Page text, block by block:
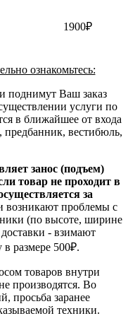
1900₽
ознакомьтесь:
поднимут Ваш заказ
услуги по
в ближайшее от входа
вестибюль,
занос (подъем)
товар не проходит в
за
возникают проблемы с
(по высоте, ширине
- взимают
размере 500₽.
товаров внутри
производятся. Во
просьба заранее
техники.